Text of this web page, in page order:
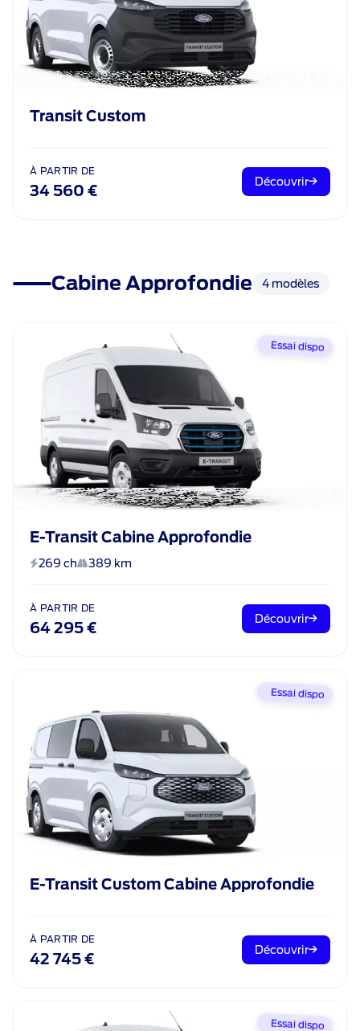
Transit Custom
À PARTIR DE
34 560 €
Découvrir
Cabine Approfondie 4 modèles
Essai dispo
E-Transit Cabine Approfondie
269 ch 389 km
À PARTIR DE
64 295 €
Découvrir
Essai dispo
E-Transit Custom Cabine Approfondie
À PARTIR DE
42 745 €
Découvrir
Essai dispo